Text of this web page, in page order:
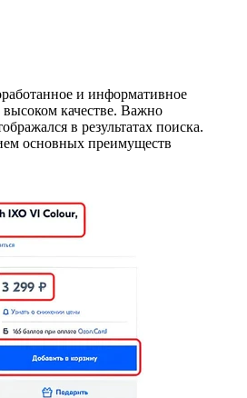
и информативное
качестве. Важно
в результатах поиска.
основных преимуществ